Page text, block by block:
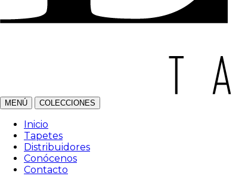
MENÚ COLECCIONES
Inicio
Tapetes
Distribuidores
Conócenos
Contacto